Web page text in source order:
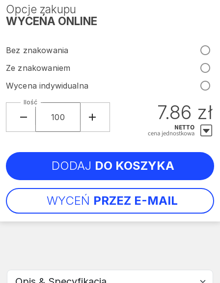
Wybierz sekcję
Opcje zakupu
WYCEŃA ONLINE
Bez znakowania
Ze znakowaniem
Wycena indywidualna
Ilość 7.86 zł
NETTO
cena jednostkowa
WYCEŃ PRZEZ E-MAIL
DODAJ DO KOSZYKA